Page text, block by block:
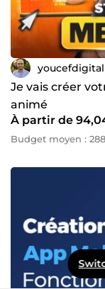
youcefdigital
Je vais créer
animé
À partir de
Budget moyen :